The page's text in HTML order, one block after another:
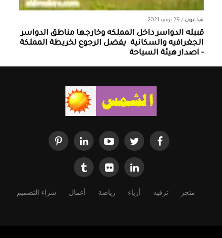
مبدعون / 29 يونيو 2021
قبيله الدواسر داخل المملكه وخارجها ‏مناطق الدواسر
الجغرافيه والسكانية ‏ يفضل الرجوع لخريطة المملكة
- اصدار هيئة السياحة
متجر ترفيه أزياء رياضة أعمال شراء التصميم